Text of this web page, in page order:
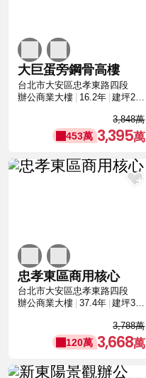
大巨蛋旁鋼骨高樓
台北市大安區忠孝東路四段
辦公商業大樓
16.2年 建坪21.23
3,848萬
453萬 3,395
忠孝東區商用核心
台北市大安區忠孝東路四段
辦公商業大樓
37.4年 建坪33.67
3,788萬
120萬 3,668